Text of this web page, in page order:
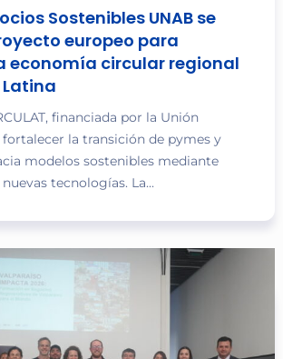
Sostenibles UNAB se
europeo para
economía circular regional
financiada por la Unión
fortalecer la transición de pymes y
modelos sostenibles mediante
tecnologías. La...